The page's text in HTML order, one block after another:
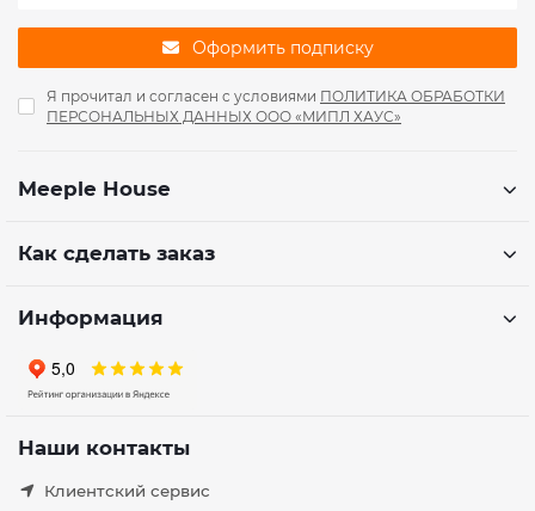
Оформить подписку
Я прочитал и согласен с условиями ПОЛИТИКА ОБРАБОТКИ
ПЕРСОНАЛЬНЫХ ДАННЫХ ООО «МИПЛ ХАУС»
Meeple House
Как сделать заказ
Информация
Наши контакты
Клиентский сервис